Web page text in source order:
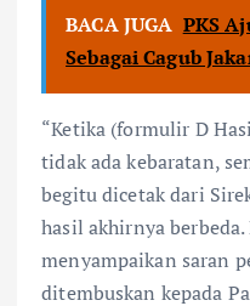
BACA JUGA PKS
Sebagai Cagub
“Ketika (formulir D
tidak ada kebaratan,
begitu dicetak dari
hasil akhirnya
menyampaikan saran
ditembuskan kepada